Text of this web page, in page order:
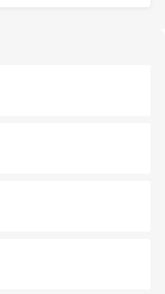
しめる外せないスポット